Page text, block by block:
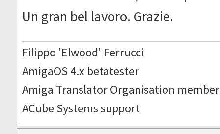
Un gran bel lavoro. Grazie.
Filippo 'Elwood' Ferrucci
AmigaOS 4.x betatester
Amiga Translator Organisation member
ACube Systems support